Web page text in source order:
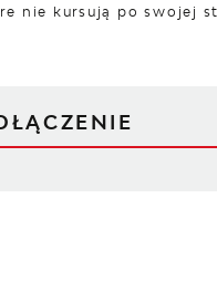
nie kursują po swojej